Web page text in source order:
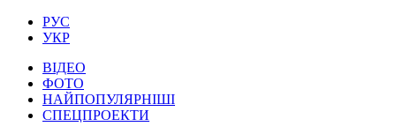
РУС
УКР
ВІДЕО
ФОТО
НАЙПОПУЛЯРНІШІ
СПЕЦПРОЕКТИ